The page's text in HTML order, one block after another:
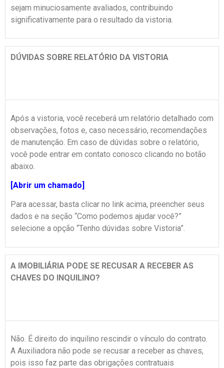
sejam minuciosamente avaliados, contribuindo
significativamente para o resultado da vistoria.
DÚVIDAS SOBRE RELATÓRIO DA VISTORIA
Após a vistoria, você receberá um relatório detalhado com
observações, fotos e, caso necessário, recomendações
de manutenção. Em caso de dúvidas sobre o relatório,
você pode entrar em contato conosco clicando no botão
abaixo.
[Abrir um chamado]
Para acessar, basta clicar no link acima, preencher seus
dados e na seção “Como podemos ajudar você?”
selecione a opção “Tenho dúvidas sobre Vistoria”.
A IMOBILIÁRIA PODE SE RECUSAR A RECEBER AS
CHAVES DO INQUILINO?
Não. É direito do inquilino rescindir o vínculo do contrato.
A Auxiliadora não pode se recusar a receber as chaves,
pois isso faz parte das obrigações contratuais